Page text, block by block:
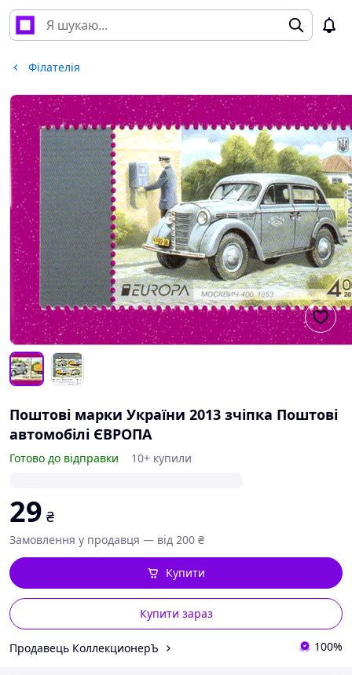
Філателія
Поштові марки України 2013 зчіпка Поштові
автомобілі ЄВРОПА
Готово до відправки 10+ купили
29 ₴
Замовлення у продавця — від 200 ₴
Купити зараз
Купити
Продавець КоллекционерЪ 100%